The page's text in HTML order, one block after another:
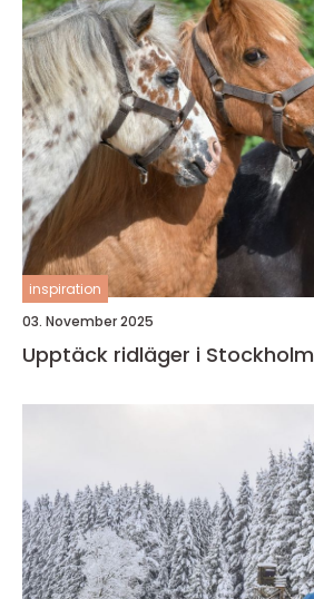
inspiration
03. November 2025
Upptäck ridläger i Stockholm